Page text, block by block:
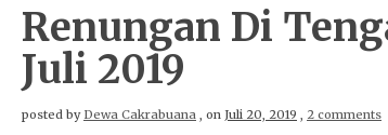
Renungan Di
Juli 2019
posted by Dewa Cakrabuana , on Juli 20, 2019 , 2 comments